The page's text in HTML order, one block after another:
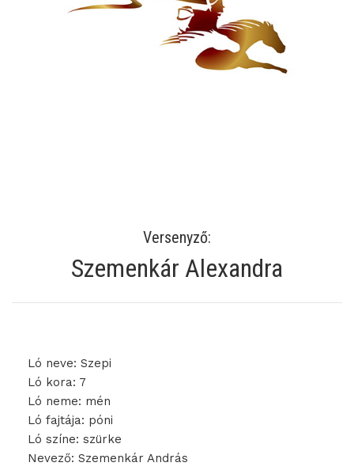
Versenyző:
Szemenkár Alexandra
Ló neve: Szepi
Ló kora: 7
Ló neme: mén
Ló fajtája: póni
Ló színe: szürke
Nevező: Szemenkár András